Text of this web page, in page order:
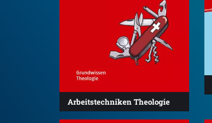
Arbeitstechniken Theologie